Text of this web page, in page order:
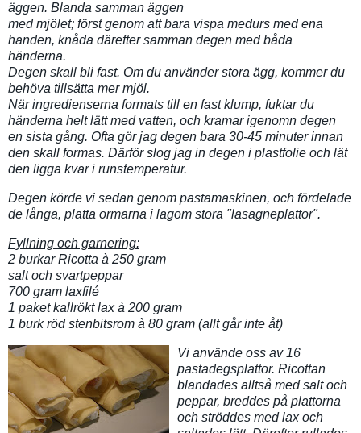
äggen. Blanda samman äggen
med mjölet; först genom att bara vispa medurs med ena
handen, knåda därefter samman degen med båda
händerna.
Degen skall bli fast. Om du använder stora ägg, kommer du
behöva tillsätta mer mjöl.
När ingredienserna formats till en fast klump, fuktar du
händerna helt lätt med vatten, och kramar igenomn degen
en sista gång. Ofta gör jag degen bara 30-45 minuter innan
den skall formas. Därför slog jag in degen i plastfolie och lät
den ligga kvar i runstemperatur.
Degen körde vi sedan genom pastamaskinen, och fördelade
de långa, platta ormarna i lagom stora "lasagneplattor".
Fyllning och garnering:
2 burkar Ricotta à 250 gram
salt och svartpeppar
700 gram laxfilé
1 paket kallrökt lax à 200 gram
1 burk röd stenbitsrom à 80 gram (allt går inte åt)
Vi använde oss av 16
pastadegsplattor. Ricottan
blandades alltså med salt och
peppar, breddes på plattorna
och ströddes med lax och